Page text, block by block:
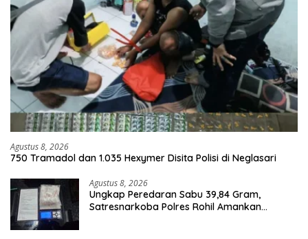
Agustus 8, 2026
750 Tramadol dan 1.035 Hexymer Disita Polisi di Neglasari
Agustus 8, 2026
Ungkap Peredaran Sabu 39,84 Gram,
Satresnarkoba Polres Rohil Amankan